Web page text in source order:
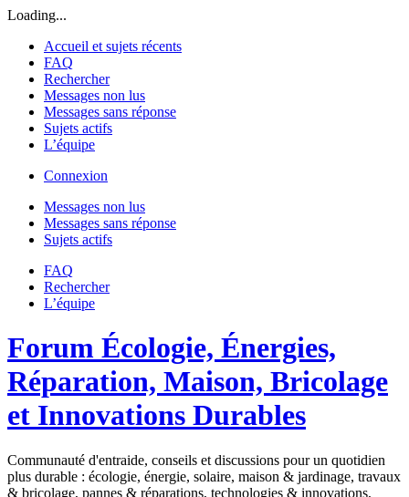
Loading...
Accueil et sujets récents
FAQ
Rechercher
Messages non lus
Messages sans réponse
Sujets actifs
L’équipe
Connexion
Messages non lus
Messages sans réponse
Sujets actifs
FAQ
Rechercher
L’équipe
Forum Écologie, Énergies,
Réparation, Maison, Bricolage
et Innovations Durables
Communauté d'entraide, conseils et discussions pour un quotidien
plus durable : écologie, énergie, solaire, maison & jardinage, travaux
& bricolage, pannes & réparations, technologies & innovations,